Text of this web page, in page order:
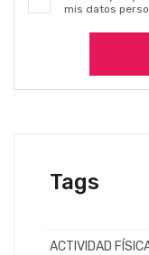
mis datos
Tags
ACTIVIDAD